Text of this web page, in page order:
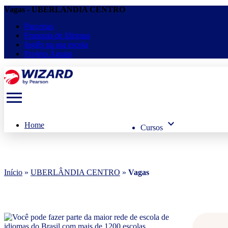
Vagas - UBERLÂNDIA CENTRO
Parcerias
Franquia de Idiomas
Inglês na sua escola
Projeto Águias
menu
Home Cursos keyboard_arrow_down
Início » UBERLÂNDIA CENTRO » Vagas